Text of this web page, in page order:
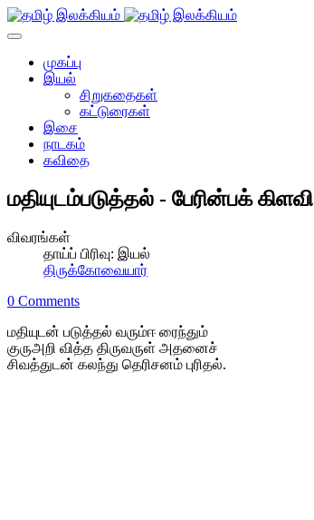
முகப்பு
இயல்
சிறுகதைகள்
கட்டுரைகள்
இசை
நாடகம்
கவிதை
மதியுடம்படுத்தல் - பேரின்பக் கிளவி
விவரங்கள்
தாய்ப் பிரிவு: இயல்
திருக்கோவையார்
0 Comments
மதியுடன் படுத்தல் வரும்ஈ ரைந்தும்
குருஅறி வித்த திருவருள் அதனைச்
சிவத்துடன் கலந்து தெரிசனம் புரிதல்.